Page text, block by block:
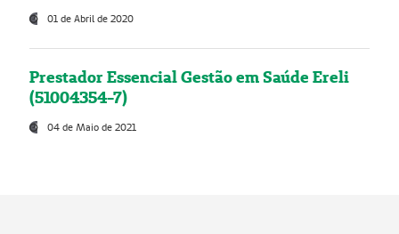
01 de Abril de 2020
Prestador Essencial Gestão em Saúde Ereli
(51004354-7)
04 de Maio de 2021